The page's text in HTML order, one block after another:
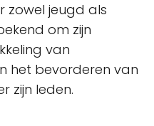
zowel jeugd als
om zijn
van
het bevorderen van
zijn leden.